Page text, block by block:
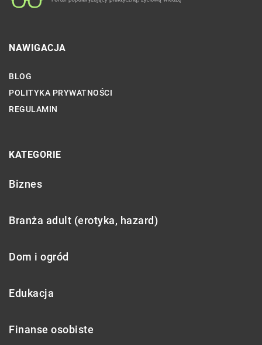
NAWIGACJA
BLOG
POLITYKA PRYWATNOŚCI
REGULAMIN
KATEGORIE
Biznes
Branża adult (erotyka, hazard)
Dom i ogród
Edukacja
Finanse osobiste